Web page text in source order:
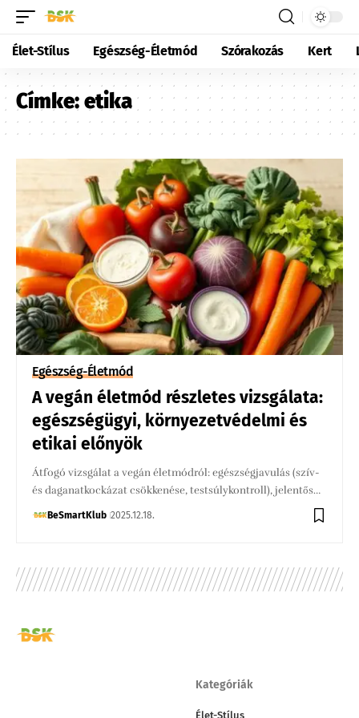
Élet-Stílus Egészség-Életmód Szórakozás Kert
Címke:etika
Egészség-Életmód
A vegán életmód részletes vizsgálata:
egészségügyi, környezetvédelmi és
etikai előnyök
Átfogó vizsgálat a vegán életmódról: egészségjavulás (szív-
és daganatkockázat csökkenése, testsúlykontroll), jelentős…
BeSmartKlub 2025.12.18.
Kategóriák
Élet-Stílus